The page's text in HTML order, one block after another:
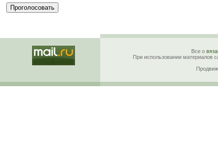
Все о
При использовании материалов